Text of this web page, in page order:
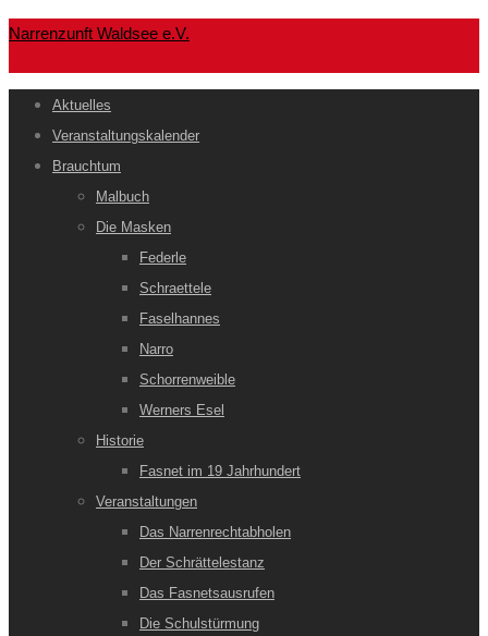
Narrenzunft Waldsee e.V.
Aktuelles
Veranstaltungskalender
Brauchtum
Malbuch
Die Masken
Federle
Schraettele
Faselhannes
Narro
Schorrenweible
Werners Esel
Historie
Fasnet im 19 Jahrhundert
Veranstaltungen
Das Narrenrechtabholen
Der Schrättelestanz
Das Fasnetsausrufen
Die Schulstürmung